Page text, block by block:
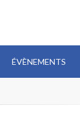
ÉVÈNEMENTS